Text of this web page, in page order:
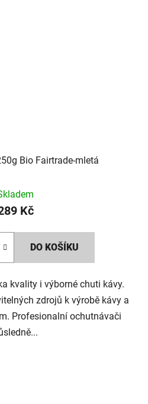
Bio Fairtrade-mletá
Kč
DO KOŠÍKU
kvality i výborné chuti kávy.
zdrojů k výrobě kávy a
Profesionalní ochutnávači